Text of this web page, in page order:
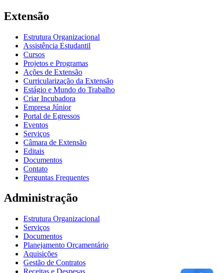
Extensão
Estrutura Organizacional
Assistência Estudantil
Cursos
Projetos e Programas
Ações de Extensão
Curricularização da Extensão
Estágio e Mundo do Trabalho
Criar Incubadora
Empresa Júnior
Portal de Egressos
Eventos
Serviços
Câmara de Extensão
Editais
Documentos
Contato
Perguntas Frequentes
Administração
Estrutura Organizacional
Serviços
Documentos
Planejamento Orçamentário
Aquisições
Gestão de Contratos